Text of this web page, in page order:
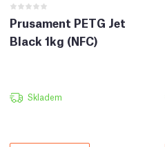
Prusament PETG Jet
Black 1kg (NFC)
Skladem